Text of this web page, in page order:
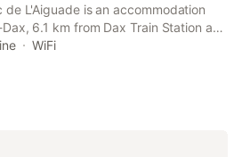
L'Aiguade is an accommodation
6.1 km from Dax Train Station and
This bed and breakfast
and free private parking.
WiFi